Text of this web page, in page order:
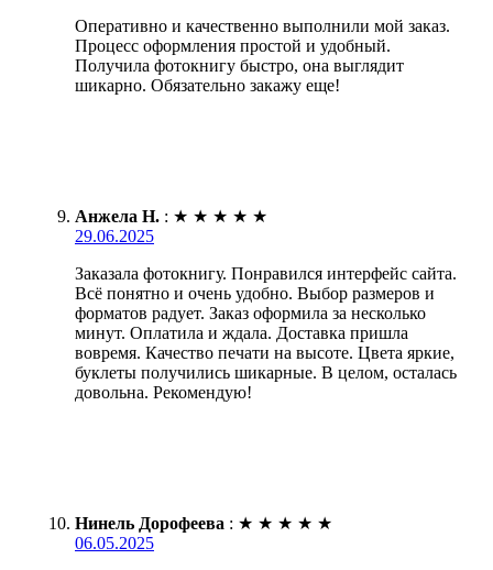
Оперативно и качественно выполнили мой заказ.
Процесс оформления простой и удобный.
Получила фотокнигу быстро, она выглядит
шикарно. Обязательно закажу еще!
Анжела Н. : ★ ★ ★ ★ ★
29.06.2025
Заказала фотокнигу. Понравился интерфейс сайта.
Всё понятно и очень удобно. Выбор размеров и
форматов радует. Заказ оформила за несколько
минут. Оплатила и ждала. Доставка пришла
вовремя. Качество печати на высоте. Цвета яркие,
буклеты получились шикарные. В целом, осталась
довольна. Рекомендую!
Нинель Дорофеева : ★ ★ ★ ★ ★
06.05.2025